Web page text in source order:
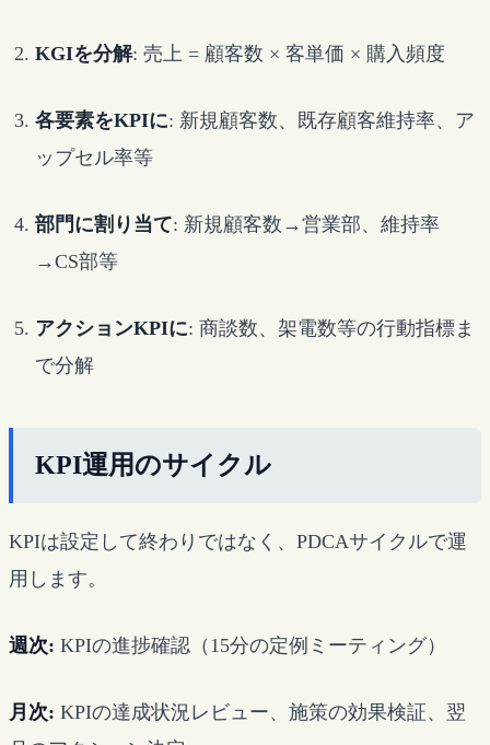
KGIを分解: 売上 = 顧客数 × 客単価 × 購入頻度
各要素をKPIに: 新規顧客数、既存顧客維持率、ア
ップセル率等
部門に割り当て: 新規顧客数→営業部、維持率
→CS部等
アクションKPIに: 商談数、架電数等の行動指標ま
で分解
KPI運用のサイクル
KPIは設定して終わりではなく、PDCAサイクルで運
用します。
週次: KPIの進捗確認（15分の定例ミーティング）
月次: KPIの達成状況レビュー、施策の効果検証、翌